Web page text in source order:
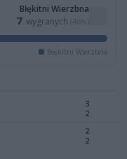
Błękitni Wierzbna
7 wygranych (46%)
Błękitni Wierzbna
3
2
2
2